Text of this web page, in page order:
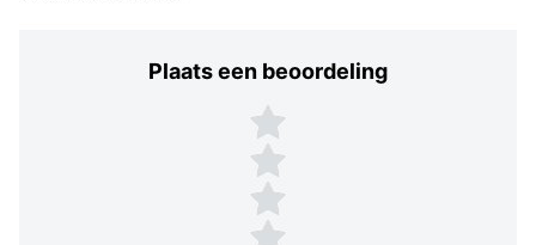
Plaats een beoordeling
Plaats een beoordeling
5 sterren
4 sterren
3 sterren
2 sterren